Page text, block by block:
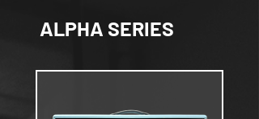
ALPHA SERIES